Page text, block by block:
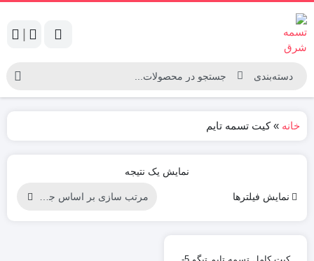
خانه »کیت تسمه تایم
نمایش یک نتیجه
نمایش فیلترها